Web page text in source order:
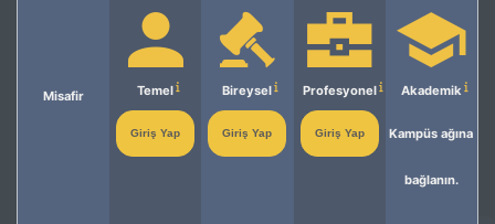
Misafir Temel
Giriş Yap
Bireysel
Giriş Yap
Profesyonel
Giriş Yap
Akademik
Kampüs ağına
bağlanın.